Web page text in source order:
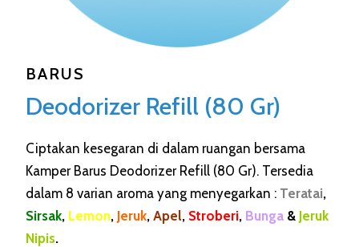
BARUS
Deodorizer Refill (80 Gr)
Ciptakan kesegaran di dalam ruangan bersama
Kamper Barus Deodorizer Refill (80 Gr). Tersedia
dalam 8 varian aroma yang menyegarkan : Teratai,
Sirsak, Lemon, Jeruk, Apel, Stroberi, Bunga & Jeruk
Nipis.